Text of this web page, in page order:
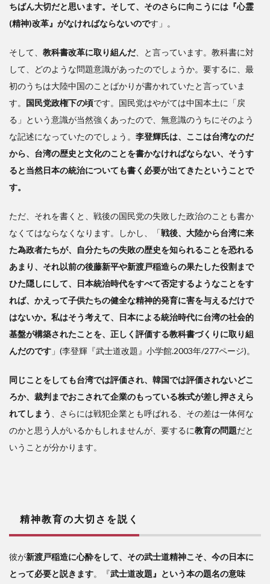
ちばん大切だと思います。そして、そのさらに向こうには『心霊
(精神)改革』がなければならないのです」。
そして、 教科書改革に取り組んだ、と言っています。教科書に対
して、どのような問題意識があったのでしょうか。要するに、最
初のうちは大陸中国のことばかりが書かれていたと言っていま
す。 国民党政権下の頃です。国民党はやがては中国本土に「戻
る」という意識が当然強くあったので、無意識のうちにそのよう
な記述になっていたのでしょう。 李登輝氏は、ここは台湾なのだ
から、台湾の歴史と文化のことを書かなければならない、そうす
ると当然日本の統治についても書く必要が出てきたということで
す。
ただ、それを書くと、戦後の国民党の失敗した政治のことも書か
なくてはならなくなります。しかし、「戦後、大陸から台湾に来
た為政者たちが、自分たちの失敗の歴史を知られることを恐れる
あまり、それ以前の後藤新平や新渡戸稲造らの果たした役割まで
ひた隠しにして、日本統治時代をすべて否定するようなことをす
れば、かえって子供たちの健全な精神的発育に害を与えるだけで
はないか。私はそう考えて、日本による統治時代に台湾の社会的
基盤が構築されたことを、正しく評価する教科書づくりに取り組
んだのです 」(李登輝『武士道改題』小学館.2003年/277ページ)。
同じことをしても台湾では評価され、韓国では評価されないどこ
ろか、裁判までおこされて企業のもっている株式が差し押さえら
れてしまう
、さらには戦犯企業とも呼ばれる、その差は一体何な
のかと思う人がいるかもしれませんが、要するに教育の問題だと
いうことが分かります。
精神教育の大切さを説く
彼が新渡戸稲造に心酔をして、その武士道精神こそ、今の日本に
とって必要と説きます。『武士道改題』という本の題名の意味